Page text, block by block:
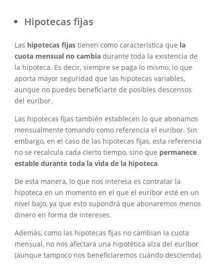
Hipotecas fijas
Las hipotecas fijas tienen como característica que la
cuota mensual no cambia durante toda la existencia de
la hipoteca. Es decir, siempre se paga lo mismo, lo que
aporta mayor seguridad que las hipotecas variables,
aunque no puedes beneficiarte de posibles descensos
del euríbor.
Las hipotecas fijas también establecen lo que abonamos
mensualmente tomando como referencia el euríbor. Sin
embargo, en el caso de las hipotecas fijas, esta referencia
no se recalcula cada cierto tiempo, sino que permanece
estable durante toda la vida de la hipoteca.
De esta manera, lo que nos interesa es contratar la
hipoteca en un momento en el que el euríbor esté en un
nivel bajo, ya que esto supondrá que abonaremos menos
dinero en forma de intereses.
Además, como las hipotecas fijas no cambian la cuota
mensual, no nos afectará una hipotética alza del euríbor
(aunque tampoco nos beneficiaremos cuándo descienda).